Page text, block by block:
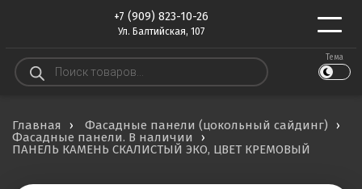
+7 (909) 823-10-26
Ул. Балтийская, 107
Поиск
товаров
Тема
Главная
Фасадные панели (цокольный сайдинг)
Фасадные панели. В наличии
ПАНЕЛЬ КАМЕНЬ СКАЛИСТЫЙ ЭКО, ЦВЕТ КРЕМОВЫЙ